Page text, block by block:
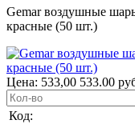
Gemar воздушные
красные (50 шт.)
Цена: 533,00 533.00
Код: